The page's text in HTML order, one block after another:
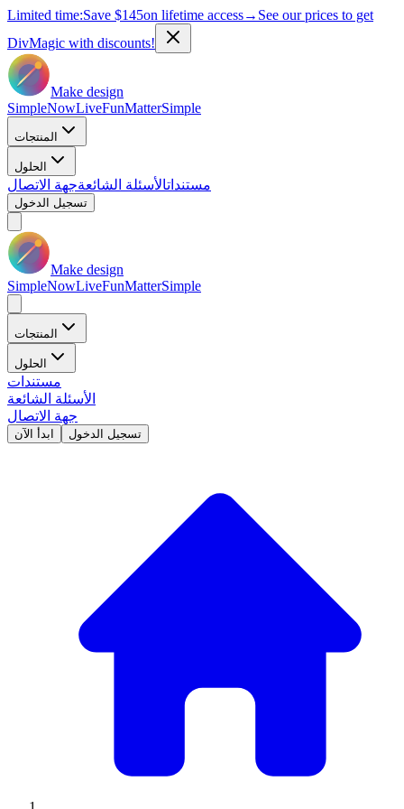
Limited time:Save $145on lifetime access→ See our prices to get
DivMagic with discounts!
Make design
SimpleNowLiveFunMatterSimple
المنتجات
الحلول
مستنداتالأسئلة الشائعةجهة الاتصال
تسجيل الدخول
Make design
SimpleNowLiveFunMatterSimple
المنتجات
الحلول
مستندات
الأسئلة الشائعة
جهة الاتصال
ابدأ الآن تسجيل الدخول